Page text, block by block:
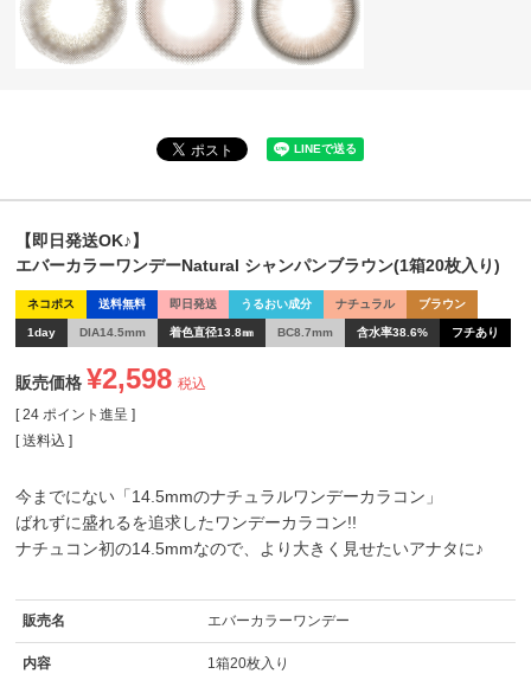
【即日発送OK♪】
エバーカラーワンデーNatural シャンパンブラウン(1箱20枚入り)
ネコポス 送料無料 即日発送 うるおい成分 ナチュラル ブラウン
1day DIA14.5mm 着色直径13.8㎜ BC8.7mm 含水率38.6% フチあり
販売価格 ¥2,598 税込
[ 24 ポイント進呈 ]
送料込
今までにない「14.5mmのナチュラルワンデーカラコン」
ばれずに盛れるを追求したワンデーカラコン!!
ナチュコン初の14.5mmなので、より大きく見せたいアナタに♪
販売名 エバーカラーワンデー
内容 1箱20枚入り